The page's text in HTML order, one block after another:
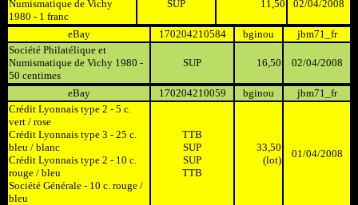
Numismatique de Vichy
1980 - 1 franc
SUP 11,50 02/04/2008
eBay 170204210584 bginou
jbm71_fr
Société Philatélique et
Numismatique de Vichy 1980 -
50 centimes
SUP 16,50 02/04/2008
eBay 170204210059 bginou
jbm71_fr
Crédit Lyonnais type 2 - 5 c.
vert / rose
Crédit Lyonnais type 3 - 25 c.
bleu / blanc
Crédit Lyonnais type 2 - 10 c.
rouge / bleu
Société Générale - 10 c. rouge /
bleu
TTB
SUP
SUP
TTB
33,50
(lot)
01/04/2008